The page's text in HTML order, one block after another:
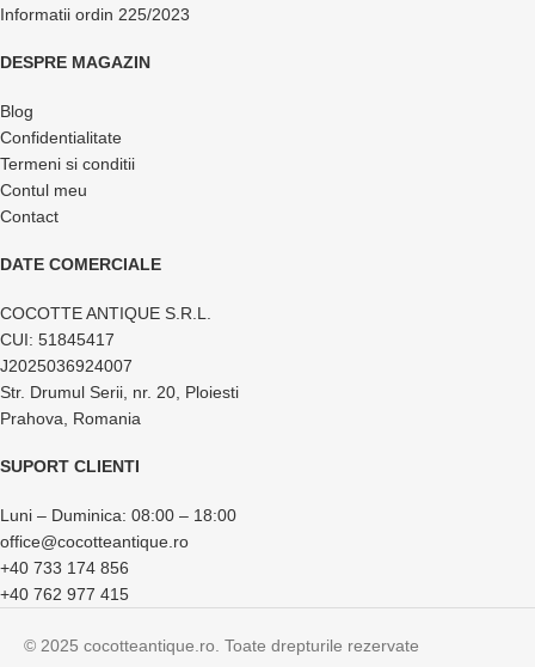
Informatii ordin 225/2023
DESPRE MAGAZIN
Blog
Confidentialitate
Termeni si conditii
Contul meu
Contact
DATE COMERCIALE
COCOTTE ANTIQUE S.R.L.
CUI: 51845417
J2025036924007
Str. Drumul Serii, nr. 20, Ploiesti
Prahova, Romania
SUPORT CLIENTI
Luni – Duminica: 08:00 – 18:00
office@cocotteantique.ro
+40 733 174 856
+40 762 977 415
© 2025 cocotteantique.ro. Toate drepturile rezervate